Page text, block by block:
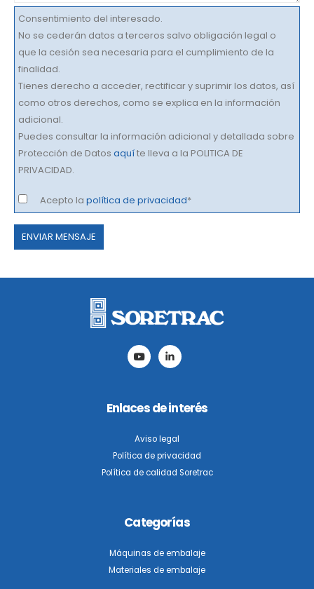
Consentimiento del interesado.
No se cederán datos a terceros salvo obligación legal o
que la cesión sea necesaria para el cumplimiento de la
finalidad.
Tienes derecho a acceder, rectificar y suprimir los datos, así
como otros derechos, como se explica en la información
adicional.
Puedes consultar la información adicional y detallada sobre
Protección de Datos aquíte lleva a la POLITICA DE
PRIVACIDAD.
Acepto la política de privacidad*
Por
favor,
este
Enlaces de interés
Aviso legal
Política de privacidad
Política de calidad Soretrac
Categorías
Máquinas de embalaje
Materiales de embalaje